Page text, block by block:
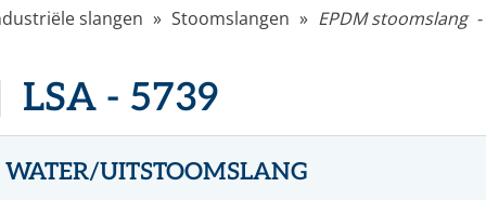
KLINGER Nederland
Historie
Afsluiters
Kogelkranen
Vlinderkleppen
Automatisering
Condensaatsystemen
slangen Stoomslangen EPDM stoomslang -
LSA - 5739
WATER/UITSTOOMSLANG